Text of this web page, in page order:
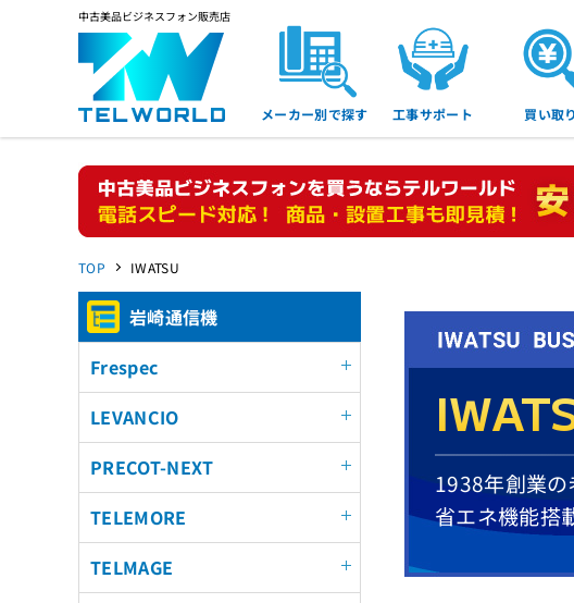
中古美品ビジネスフォン販売店
メーカー別で探す 工事サポート 買い取り
TOP IWATSU
1938年創業の
省エネ機能搭
岩崎通信機
Frespec
LEVANCIO
PRECOT-NEXT
TELEMORE
TELMAGE